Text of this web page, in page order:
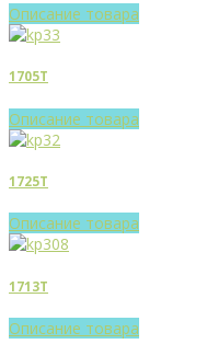
Описание товара
1705T
Описание товара
1725T
Описание товара
1713T
Описание товара